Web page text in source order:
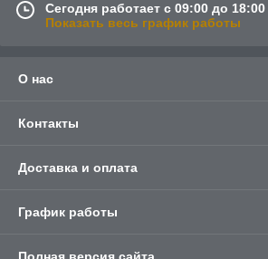
Сегодня работает с 09:00 до 18:00
Показать весь график работы
О нас
Контакты
Доставка и оплата
График работы